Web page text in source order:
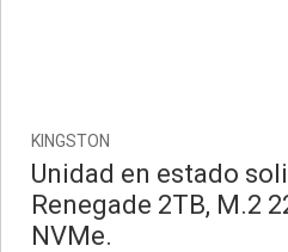
KINGSTON
Unidad en estado
Renegade 2TB, M.2
NVMe.